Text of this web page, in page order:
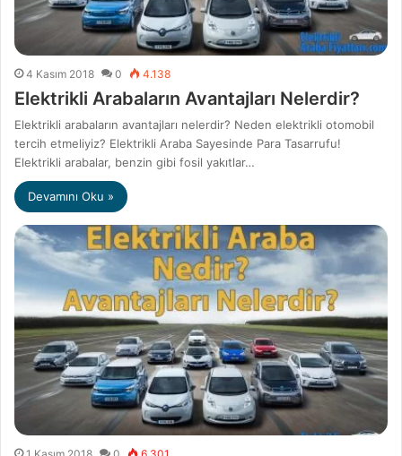
4 Kasım 2018 0 4.138
Elektrikli Arabaların Avantajları Nelerdir?
Elektrikli arabaların avantajları nelerdir? Neden elektrikli otomobil
tercih etmeliyiz? Elektrikli Araba Sayesinde Para Tasarrufu!
Elektrikli arabalar, benzin gibi fosil yakıtlar…
Devamını Oku »